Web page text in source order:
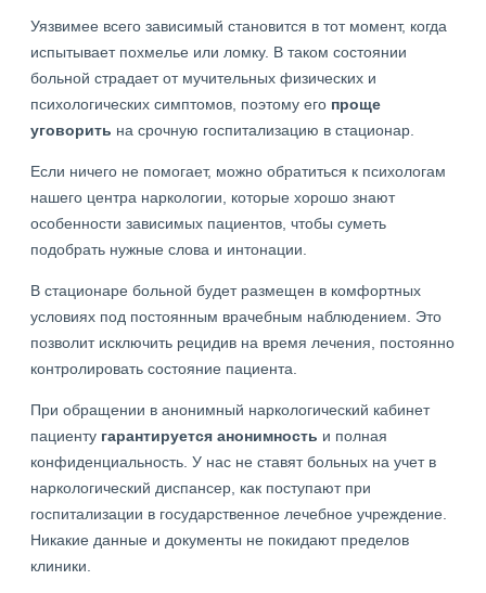
Уязвимее всего зависимый становится в тот момент, когда
испытывает похмелье или ломку. В таком состоянии
больной страдает от мучительных физических и
психологических симптомов, поэтому его проще
уговорить на срочную госпитализацию в стационар.
Если ничего не помогает, можно обратиться к психологам
нашего центра наркологии, которые хорошо знают
особенности зависимых пациентов, чтобы суметь
подобрать нужные слова и интонации.
В стационаре больной будет размещен в комфортных
условиях под постоянным врачебным наблюдением. Это
позволит исключить рецидив на время лечения, постоянно
контролировать состояние пациента.
При обращении в анонимный наркологический кабинет
пациенту гарантируется анонимность и полная
конфиденциальность. У нас не ставят больных на учет в
наркологический диспансер, как поступают при
госпитализации в государственное лечебное учреждение.
Никакие данные и документы не покидают пределов
клиники.